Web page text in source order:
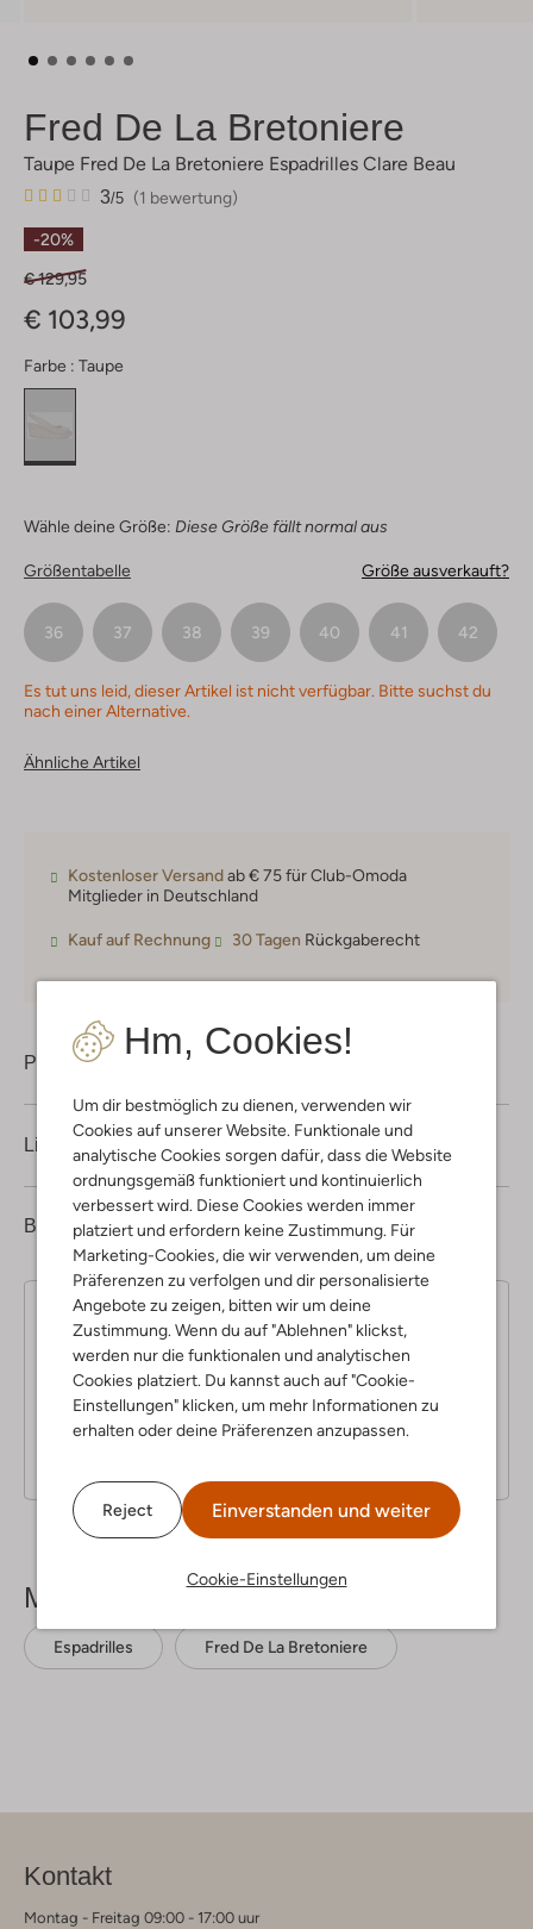
Hm, Cookies!
Um dir bestmöglich zu dienen, verwenden wir
Cookies auf unserer Website. Funktionale und
analytische Cookies sorgen dafür, dass die Website
ordnungsgemäß funktioniert und kontinuierlich
verbessert wird. Diese Cookies werden immer
platziert und erfordern keine Zustimmung. Für
Marketing-Cookies, die wir verwenden, um deine
Präferenzen zu verfolgen und dir personalisierte
Angebote zu zeigen, bitten wir um deine
Zustimmung. Wenn du auf "Ablehnen" klickst,
werden nur die funktionalen und analytischen
Cookies platziert. Du kannst auch auf "Cookie-
Einstellungen" klicken, um mehr Informationen zu
erhalten oder deine Präferenzen anzupassen.
Reject Einverstanden und weiter
Cookie-Einstellungen
Fred De La Bretoniere
Taupe Fred De La Bretoniere Espadrilles Clare Beau
(1 bewertung)
3/5
1
3
Sterne
-20%
€ 129,95
€ 103,99
Farbe : Taupe
Wähle deine Größe: Diese Größe fällt normal aus
Größentabelle Größe ausverkauft?
36 37 38 39 40 41 42
Es tut uns leid, dieser Artikel ist nicht verfügbar. Bitte suchst du
nach einer Alternative.
Ähnliche Artikel
Kostenloser Versandab € 75 für Club-Omoda
Mitglieder in Deutschland
Kauf auf Rechnung 30 Tagen Rückgaberecht
Produktinformation
Bewertungen (1) 3/5
1
3
Sterne
Lieferung & Rückgabe
(3)
29 Juli 2024von Merchon
das neue Taupe ist grau.
Die neue Taupe Farbe (auf dem Karton steht (light taupe)
ist viel kühler, ist eigentlich hell grau und kein Taupe. Waren
Mehr sehen
Espadrilles Fred De La Bretoniere
Kontakt
Montag - Freitag 09:00 - 17:00 uur